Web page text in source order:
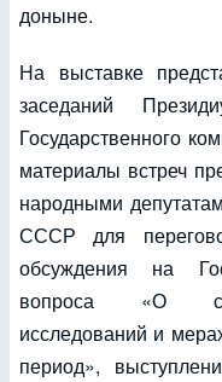
доныне.
На выставке
заседаний
Государственного
материалы встреч
народными
СССР для
обсуждения на
вопроса «О
исследований и
период»,